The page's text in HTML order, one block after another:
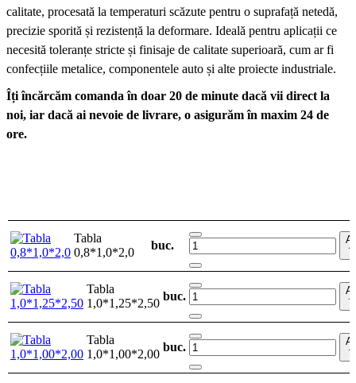
calitate, procesată la temperaturi scăzute pentru o suprafață netedă,
precizie sporită și rezistență la deformare. Ideală pentru aplicații ce
necesită toleranțe stricte și finisaje de calitate superioară, cum ar fi
confecțiile metalice, componentele auto și alte proiecte industriale.
Îți încărcăm comanda în doar 20 de minute dacă vii direct la
noi, iar dacă ai nevoie de livrare, o asigurăm în maxim 24 de
ore.
Tabla
0,8*1,0*2,0
buc.
Tabla
1,0*1,25*2,50
buc.
Tabla
1,0*1,00*2,00
buc.